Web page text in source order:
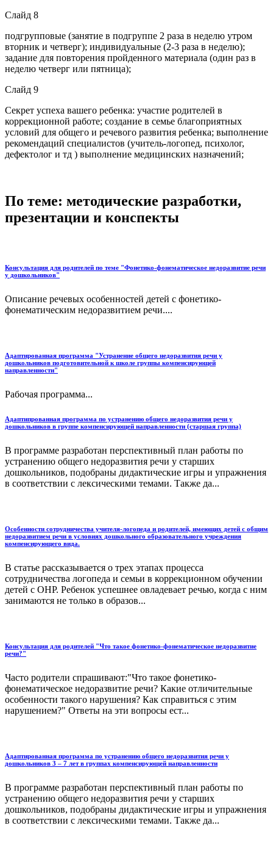
Слайд 8
подгрупповые (занятие в подгруппе 2 раза в неделю утром
вторник и четверг); индивидуальные (2-3 раза в неделю);
задание для повторения пройденного материала (один раз в
неделю четверг или пятница);
Слайд 9
Секрет успеха вашего ребенка: участие родителей в
коррекционной работе; создание в семье благоприятных
условий для общего и речевого развития ребенка; выполнение
рекомендаций специалистов (учитель-логопед, психолог,
дефектолог и тд ) выполнение медицинских назначений;
По теме: методические разработки,
презентации и конспекты
Консультация для родителей по теме "Фонетико-фонематическое недоразвитие речи
у дошкольников"
Описание речевых особенностей детей с фонетико-
фонематическим недоразвитием речи....
Адаптированная программа "Устранение общего недоразвития речи у
дошкольников подготовительной к школе группы компенсирующей
направленности"
Рабочая программа...
Адаптипрованная программа по устранению общего недоразвития речи у
дошкольников в группе компенсирующей направленности (старшая группа)
В программе разработан перспективный план работы по
устранению общего недоразвития речи у старших
дошкольников, подобраны дидактические игры и упражнения
в соответствии с лексическими темами. Также да...
Особенности сотрудничества учителя-логопеда и родителей, имеющих детей с общим
недоразвитием речи в условиях дошкольного образовательного учреждения
компенсирующего вида.
В статье рассказывается о трех этапах процесса
сотрудничества логопеда и семьи в коррекционном обучении
детей с ОНР. Ребенок успешнее овладевает речью, когда с ним
занимаются не только в образов...
Консультация для родителей "Что такое фонетико-фонематическое недоразвитие
речи?"
Часто родители спрашивают:"Что такое фонетико-
фонематическое недоразвитие речи? Какие отличительные
особенности такого нарушения? Как справиться с этим
нарушением?" Ответы на эти вопросы ест...
Адаптированная программа по устранению общего недоразвития речи у
дошкольников 3 – 7 лет в группах компенсирующей направленности
В программе разработан перспективный план работы по
устранению общего недоразвития речи у старших
дошкольников, подобраны дидактические игры и упражнения
в соответствии с лексическими темами. Также да...